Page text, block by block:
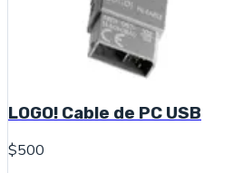
LOGO! Cable de PC USB
$500